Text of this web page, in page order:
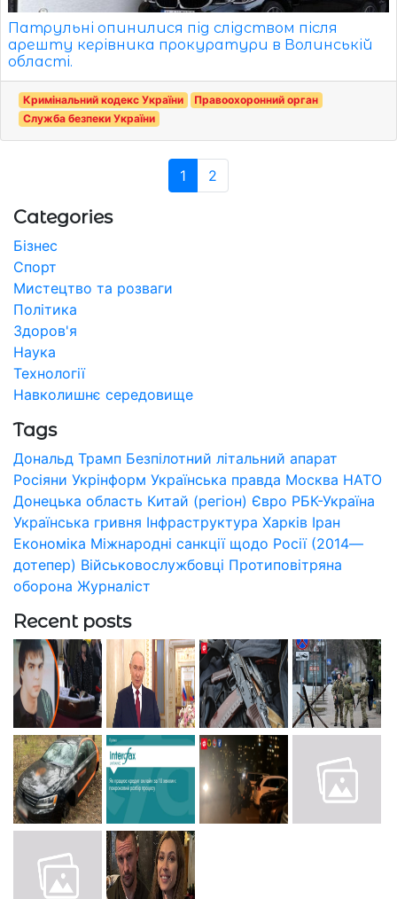
Патрульні опинилися під слідством після
арешту керівника прокуратури в Волинській
області.
Кримінальний кодекс України
Правоохоронний орган
Служба безпеки України
1 2
Categories
Бізнес
Спорт
Мистецтво та розваги
Політика
Здоров'я
Наука
Технології
Навколишнє середовище
Tags
Дональд Трамп Безпілотний літальний апарат
Росіяни Укрінформ Українська правда Москва НАТО
Донецька область Китай (регіон) Євро РБК-Україна
Українська гривня Інфраструктура Харків Іран
Економіка Міжнародні санкції щодо Росії (2014—
дотепер) Військовослужбовці Протиповітряна
оборона Журналіст
Recent posts